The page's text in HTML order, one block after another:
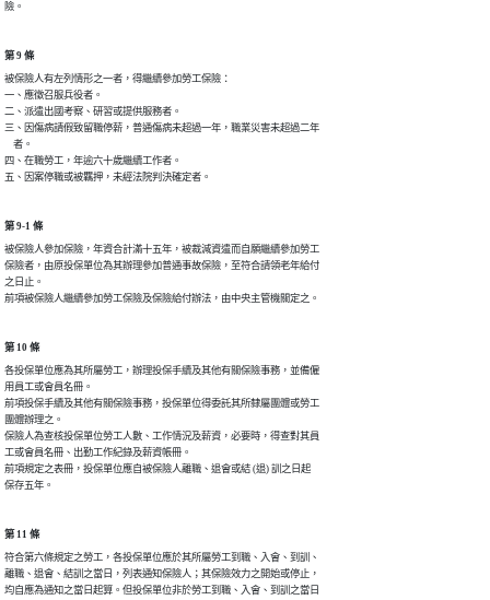
險。
第 9 條
被保險人有左列情形之一者，得繼續參加勞工保險：
一、應徵召服兵役者。
二、派遣出國考察、研習或提供服務者。
三、因傷病請假致留職停薪，普通傷病未超過一年，職業災害未超過二年
    者。
四、在職勞工，年逾六十歲繼續工作者。
五、因案停職或被羈押，未經法院判決確定者。
第 9-1 條
被保險人參加保險，年資合計滿十五年，被裁減資遣而自願繼續參加勞工
保險者，由原投保單位為其辦理參加普通事故保險，至符合請領老年給付
之日止。
前項被保險人繼續參加勞工保險及保險給付辦法，由中央主管機關定之。
第 10 條
各投保單位應為其所屬勞工，辦理投保手續及其他有關保險事務，並備僱
用員工或會員名冊。
前項投保手續及其他有關保險事務，投保單位得委託其所隸屬團體或勞工
團體辦理之。
保險人為查核投保單位勞工人數、工作情況及薪資，必要時，得查對其員
工或會員名冊、出勤工作紀錄及薪資帳冊。
前項規定之表冊，投保單位應自被保險人離職、退會或結 (退) 訓之日起
保存五年。
第 11 條
符合第六條規定之勞工，各投保單位應於其所屬勞工到職、入會、到訓、
離職、退會、結訓之當日，列表通知保險人；其保險效力之開始或停止，
均自應為通知之當日起算。但投保單位非於勞工到職、入會、到訓之當日